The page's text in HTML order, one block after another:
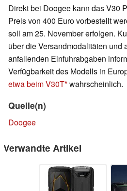
Direkt bei Doogee kann das V30
Preis von 400 Euro vorbestellt
soll am 25. November erfolgen.
über die Versandmodalitäten und
anfallenden Einfuhrabgaben
Verfügbarkeit des Modells in
etwa beim V30T wahrscheinlich.
Quelle(n)
Doogee
Verwandte Artikel